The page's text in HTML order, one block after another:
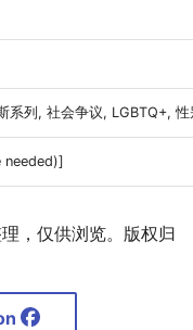
系列, 社会争议, LGBTQ+, 性
needed)]
，仅供浏览。版权归